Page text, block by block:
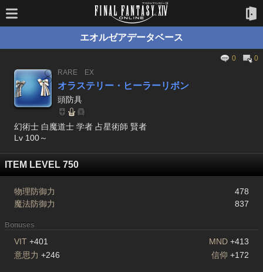
エオルゼアデータベース
0
0
RARE
EX
オラステリー・ヒーラーリボン
頭防具
幻術士 白魔道士 学者 占星術師 賢者
Lv 100～
ITEM LEVEL 750
物理防御力
478
魔法防御力
837
Bonuses
VIT +401 MND +413
意思力 +246 信仰 +172